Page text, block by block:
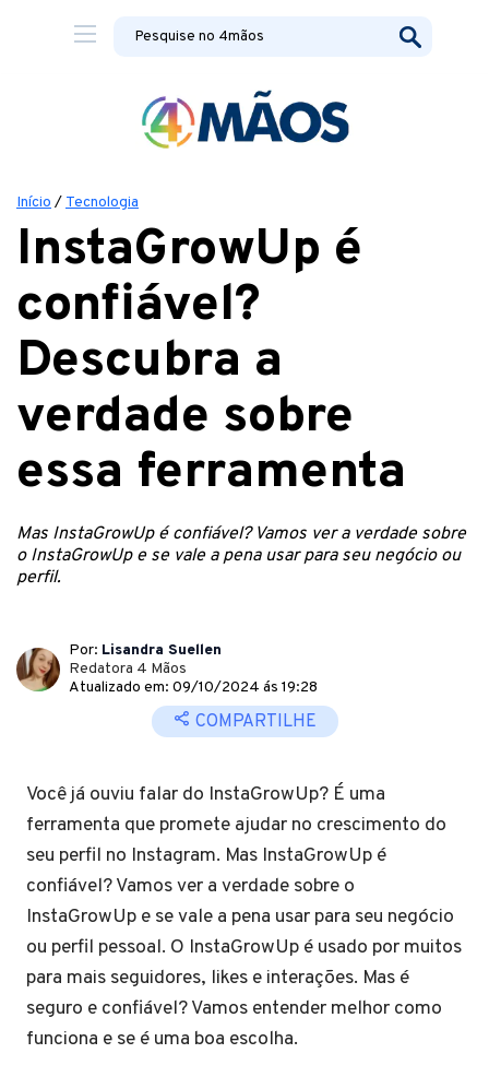
Início / Tecnologia
InstaGrowUp é
confiável?
Descubra a
verdade sobre
essa ferramenta
Mas InstaGrowUp é confiável? Vamos ver a verdade sobre
o InstaGrowUp e se vale a pena usar para seu negócio ou
perfil.
Por: Lisandra Suellen
Redatora 4 Mãos
Atualizado em: 09/10/2024 ás 19:28
COMPARTILHE
Você já ouviu falar do InstaGrowUp? É uma
ferramenta que promete ajudar no crescimento do
seu perfil no Instagram. Mas InstaGrowUp é
confiável? Vamos ver a verdade sobre o
InstaGrowUp e se vale a pena usar para seu negócio
ou perfil pessoal. O InstaGrowUp é usado por muitos
para mais seguidores, likes e interações. Mas é
seguro e confiável? Vamos entender melhor como
funciona e se é uma boa escolha.